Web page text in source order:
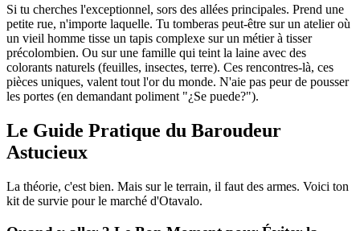
Si tu cherches l'exceptionnel, sors des allées principales. Prend une
petite rue, n'importe laquelle. Tu tomberas peut-être sur un atelier où
un vieil homme tisse un tapis complexe sur un métier à tisser
précolombien. Ou sur une famille qui teint la laine avec des
colorants naturels (feuilles, insectes, terre). Ces rencontres-là, ces
pièces uniques, valent tout l'or du monde. N'aie pas peur de pousser
les portes (en demandant poliment "¿Se puede?").
Le Guide Pratique du Baroudeur
Astucieux
La théorie, c'est bien. Mais sur le terrain, il faut des armes. Voici ton
kit de survie pour le marché d'Otavalo.